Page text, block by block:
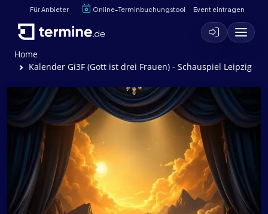
Für Anbieter Online-Terminbuchungstool Event eintragen
Home
Kalender Gi3F (Gott ist drei Frauen) - Schauspiel Leipzig